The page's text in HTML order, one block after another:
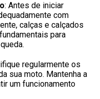
: Antes de iniciar
com
calças e calçados
para
regularmente os
sua moto. Mantenha a
um funcionamento